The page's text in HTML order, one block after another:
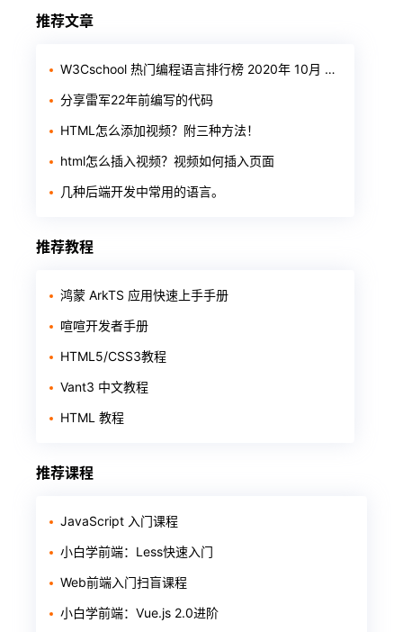
推荐文章
W3Cschool 热门编程语言排行榜 2020年 10月 TOP10
分享雷军22年前编写的代码
HTML怎么添加视频？附三种方法！
html怎么插入视频？视频如何插入页面
几种后端开发中常用的语言。
推荐教程
鸿蒙 ArkTS 应用快速上手手册
喧喧开发者手册
HTML5/CSS3教程
Vant3 中文教程
HTML 教程
推荐课程
JavaScript 入门课程
小白学前端：Less快速入门
Web前端入门扫盲课程
小白学前端：Vue.js 2.0进阶